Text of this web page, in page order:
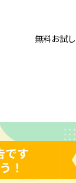
無料お試